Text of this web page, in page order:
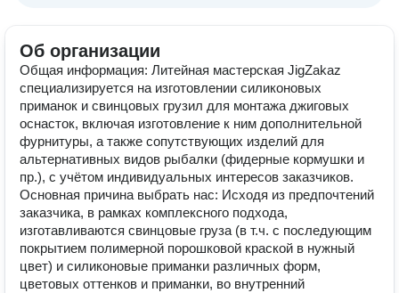
Об организации
Общая информация: Литейная мастерская JigZakaz
специализируется на изготовлении силиконовых
приманок и свинцовых грузил для монтажа джиговых
оснасток, включая изготовление к ним дополнительной
фурнитуры, а также сопутствующих изделий для
альтернативных видов рыбалки (фидерные кормушки и
пр.), с учётом индивидуальных интересов заказчиков.
Основная причина выбрать нас: Исходя из предпочтений
заказчика, в рамках комплексного подхода,
изготавливаются свинцовые груза (в т.ч. с последующим
покрытием полимерной порошковой краской в нужный
цвет) и силиконовые приманки различных форм,
цветовых оттенков и приманки, во внутренний